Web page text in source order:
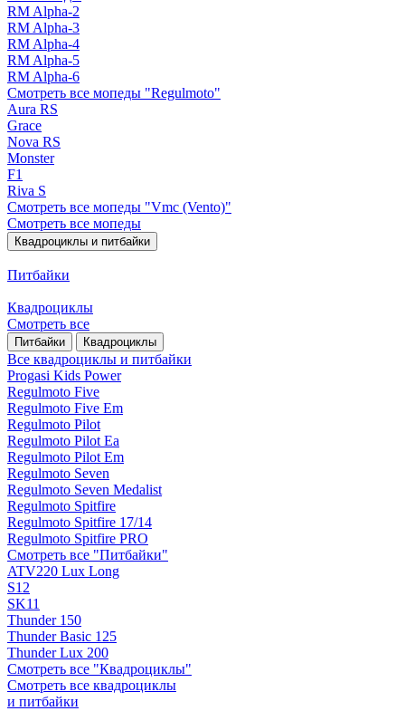
RM Alpha-2
RM Alpha-3
RM Alpha-4
RM Alpha-5
RM Alpha-6
Смотреть все мопеды "Regulmoto"
Aura RS
Grace
Nova RS
Monster
F1
Riva S
Смотреть все мопеды "Vmc (Vento)"
Смотреть все мопеды
Квадроциклы и питбайки
Питбайки
Квадроциклы
Смотреть все
Питбайки Квадроциклы
Все квадроциклы и питбайки
Progasi Kids Power
Regulmoto Five
Regulmoto Five Em
Regulmoto Pilot
Regulmoto Pilot Ea
Regulmoto Pilot Em
Regulmoto Seven
Regulmoto Seven Medalist
Regulmoto Spitfire
Regulmoto Spitfire 17/14
Regulmoto Spitfire PRO
Смотреть все "Питбайки"
ATV220 Lux Long
S12
SK11
Thunder 150
Thunder Basic 125
Thunder Lux 200
Смотреть все "Квадроциклы"
Смотреть все квадроциклы
и питбайки